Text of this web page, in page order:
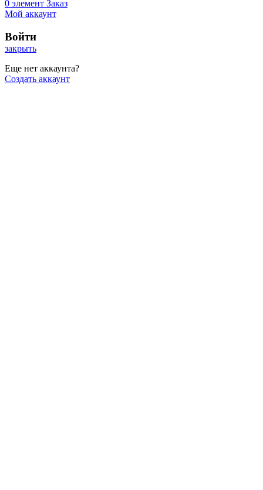
0 элемент Заказ
Мой аккаунт
Войти
закрыть
Еще нет аккаунта?
Создать аккаунт